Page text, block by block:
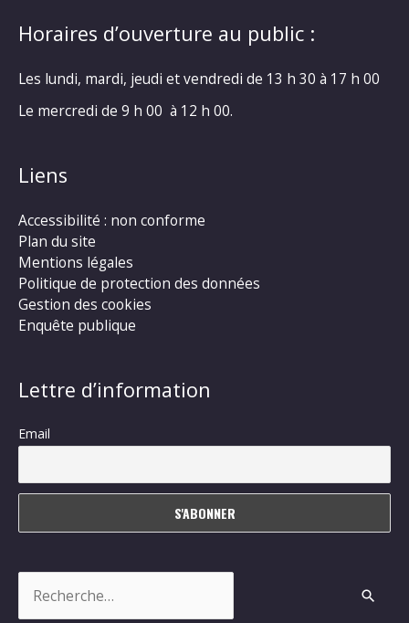
Horaires d’ouverture au public :
Les lundi, mardi, jeudi et vendredi de 13 h 30 à 17 h 00
Le mercredi de 9 h 00 à 12 h 00.
Liens
Accessibilité : non conforme
Plan du site
Mentions légales
Politique de protection des données
Gestion des cookies
Enquête publique
Lettre d’information
Email